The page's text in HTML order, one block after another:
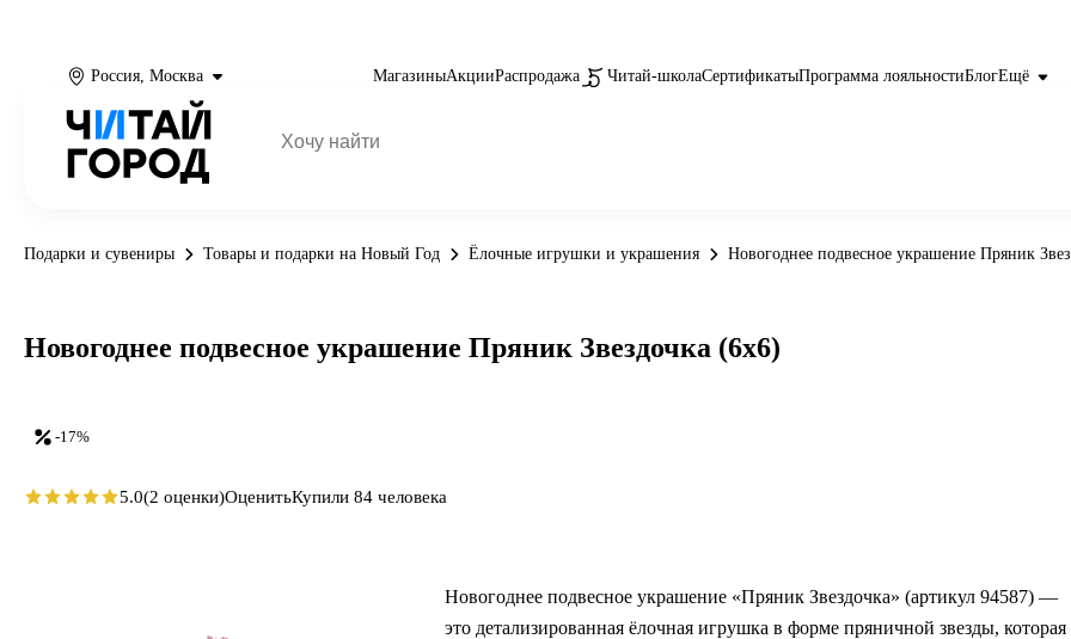
Россия, Москва МагазиныАкцииРаспродажа Читай-школаСертификатыПрограмма лояльностиБлогЕщё
Подарки и сувениры Товары и подарки на Новый Год Ёлочные игрушки и украшения Новогоднее подвесное украшение Пряник
Новогоднее подвесное украшение «Пряник Звездочка» (артикул 94587) —
это детализированная ёлочная игрушка в форме пряничной звезды, которая
-17%
Новогоднее подвесное украшение Пряник Звездочка (6x6)
5.0(2 оценки)ОценитьКупили 84 человека